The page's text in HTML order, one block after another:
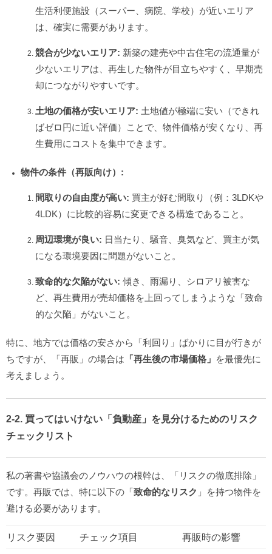
生活利便施設（スーパー、病院、学校）が近いエリア
は、確実に需要があります。
競合が少ないエリア: 新築の建売や中古住宅の流通量が
少ないエリアは、再生した物件が目立ちやすく、早期売
却につながりやすいです。
土地の価格が安いエリア: 土地値が極端に安い（できれ
ばゼロ円に近い評価）ことで、物件価格が安くなり、再
生費用にコストを集中できます。
物件の条件（再販向け）:
間取りの自由度が高い: 買主が好む間取り（例：3LDKや
4LDK）に比較的容易に変更できる構造であること。
周辺環境が良い: 日当たり、騒音、臭気など、買主が気
になる環境要因に問題がないこと。
致命的な欠陥がない: 傾き、雨漏り、シロアリ被害な
ど、再生費用が売却価格を上回ってしまうような「致命
的な欠陥」がないこと。
特に、地方では価格の安さから「利回り」ばかりに目が行きが
ちですが、「再販」の場合は 「再生後の市場価格」 を最優先に
考えましょう。
2-2. 買ってはいけない「負動産」を見分けるためのリスク
チェックリスト
私の著書や協議会のノウハウの根幹は、「リスクの徹底排除」
です。再販では、特に以下の「致命的なリスク 」を持つ物件を
避ける必要があります。
リスク要因 チェック項目 再販時の影響